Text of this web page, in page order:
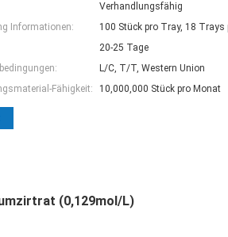
Verhandlungsfähig
Informationen:
100 Stück pro Tray, 18 Trays
20-25 Tage
L/C, T/T, Western Union
Fähigkeit:
10,000,000 Stück pro Monat
(0,129mol/L)